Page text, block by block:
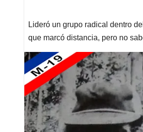
Lideró un grupo radical dentro
que marcó distancia, pero no